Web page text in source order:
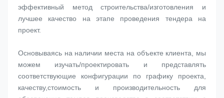
эффективный метод строительства/изготовления и
лучшее качество на этапе проведения тендера на
проект.
Основываясь на наличии места на объекте клиента, мы
можем изучать/проектировать и представлять
соответствующие конфигурации по графику проекта,
качеству,стоимость и производительность для